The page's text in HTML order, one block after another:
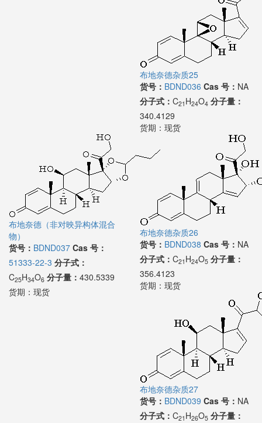
布地奈德杂质25
货号： BDND036 Cas 号： NA
分子式： C21 H24O4 分子量：
340.4129
货期： 现货
布地奈德（非对映异构体混合
物）
货号： BDND037 Cas 号：
51333-22-3 分子式：
C25H34O6 分子量： 430.5339
货期： 现货
布地奈德杂质26
货号： BDND038 Cas 号： NA
分子式： C21 H24O5 分子量：
356.4123
货期： 现货
布地奈德杂质27
货号： BDND039 Cas 号： NA
分子式： C21 H26O5 分子量：